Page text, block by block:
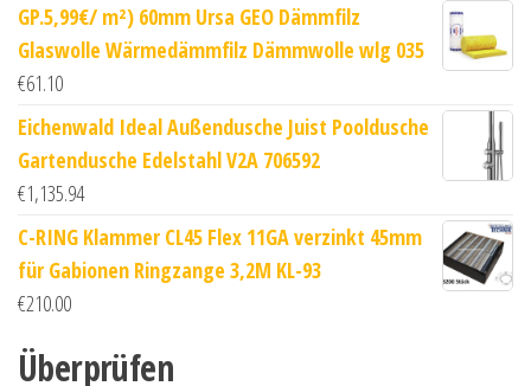
GP.5,99€/ m²) 60mm Ursa GEO Dämmfilz
Glaswolle Wärmedämmfilz Dämmwolle wlg 035
€61.10
Eichenwald Ideal Außendusche Juist Pooldusche
Gartendusche Edelstahl V2A 706592
€1,135.94
C-RING Klammer CL45 Flex 11GA verzinkt 45mm
für Gabionen Ringzange 3,2M KL-93
€210.00
Überprüfen